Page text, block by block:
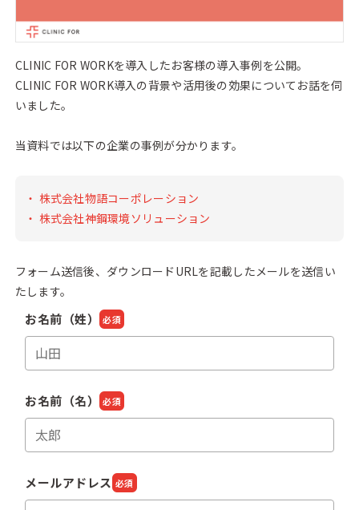
CLINIC FOR WORKを導入したお客様の導入事例を公開。
CLINIC FOR WORK導入の背景や活用後の効果についてお話を伺
いました。
当資料では以下の企業の事例が分かります。
株式会社物語コーポレーション
株式会社神鋼環境ソリューション
フォーム送信後、ダウンロードURLを記載したメールを送信い
たします。
お名前（姓） 必須
お名前（名） 必須
メールアドレス 必須